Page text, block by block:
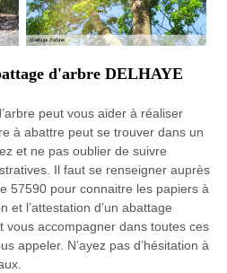
d'arbre DELHAYE
peut vous aider à réaliser
à abattre peut se trouver dans un
et ne pas oublier de suivre
Il faut se renseigner auprès
57590 pour connaitre les papiers à
et l’attestation d’un abattage
vous accompagner dans toutes ces
appeler. N’ayez pas d’hésitation à